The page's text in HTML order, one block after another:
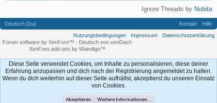
Ignore Threads by Nobita
Deutsch [Du] Kontakt
Hilfe
Nutzungsbedingungen
Impressum
Datenschutzerklärung
Forum software by XenForo™ - Deutsch von xenDach
XenForo add-ons by Waindigo™
Diese Seite verwendet Cookies, um Inhalte zu personalisieren, diese deiner
Erfahrung anzupassen und dich nach der Registrierung angemeldet zu halten.
Wenn du dich weiterhin auf dieser Seite aufhältst, akzeptierst du unseren Einsatz
von Cookies.
Akzeptieren Weitere Informationen...